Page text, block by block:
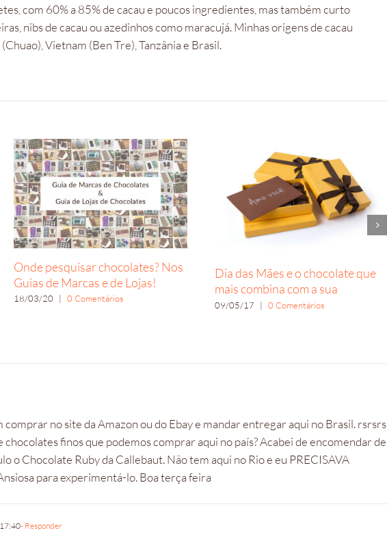
com 60% a 85% de cacau e poucos ingredientes, mas também curto
nibs de cacau ou azedinhos como maracujá. Minhas origens de cacau
Vietnam (Ben Tre), Tanzânia e Brasil.
Onde pesquisar chocolates? Nos
Guias de Marcas e de Lojas!
18/03/20 | 0 Comentários
Dia das Mães e o chocolate que
mais combina com a sua
09/05/17 | 0 Comentários
comprar no site da Amazon ou do Ebay e mandar entregar aqui no Brasil. rsrsrs
chocolates finos que podemos comprar aqui no país? Acabei de encomendar de
o Chocolate Ruby da Callebaut. Não tem aqui no Rio e eu PRECISAVA
para experimentá-lo. Boa terça feira
- Responder